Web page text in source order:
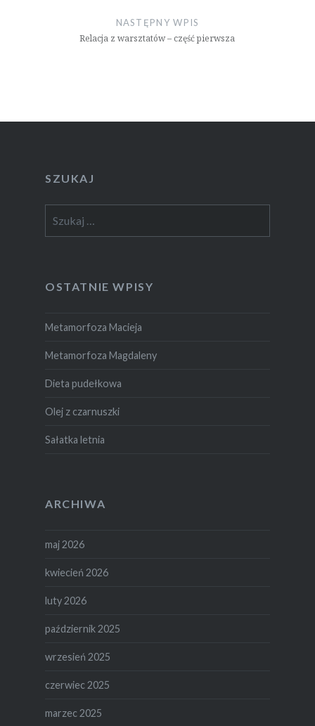
NASTĘPNY WPIS
Relacja z warsztatów – część pierwsza
SZUKAJ
OSTATNIE WPISY
Metamorfoza Macieja
Metamorfoza Magdaleny
Dieta pudełkowa
Olej z czarnuszki
Sałatka letnia
ARCHIWA
maj 2026
kwiecień 2026
luty 2026
październik 2025
wrzesień 2025
czerwiec 2025
marzec 2025